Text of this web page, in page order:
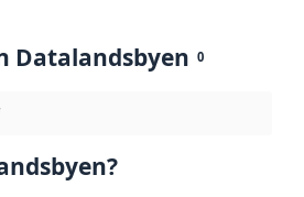
Datalandsbyen 0